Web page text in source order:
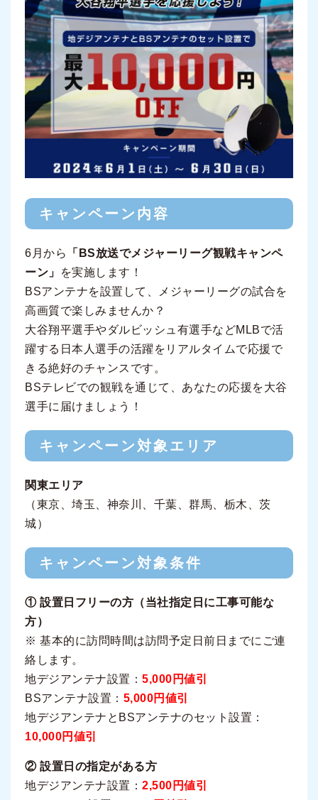
キャンペーン内容
6月から
「BS放送でメジャーリーグ観戦キャンペ
ーン」
を実施します！
BSアンテナを設置して、メジャーリーグの試合を
高画質で楽しみませんか？
大谷翔平選手やダルビッシュ有選手などMLBで活
躍する日本人選手の活躍をリアルタイムで応援で
きる絶好のチャンスです。
BSテレビでの観戦を通じて、あなたの応援を大谷
選手に届けましょう！
キャンペーン対象エリア
関東エリア
（東京、埼玉、神奈川、千葉、群馬、栃木、茨
城）
キャンペーン対象条件
① 設置日フリーの方（当社指定日に工事可能な
方）
※ 基本的に訪問時間は訪問予定日前日までにご連
絡します。
地デジアンテナ設置： 5,000円値引
BSアンテナ設置： 5,000円値引
地デジアンテナとBSアンテナのセット設置：
10,000円値引
② 設置日の指定がある方
地デジアンテナ設置： 2,500円値引